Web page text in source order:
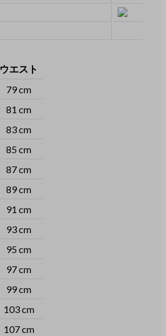
ウエスト
79 cm
81 cm
83 cm
85 cm
87 cm
89 cm
91 cm
93 cm
95 cm
97 cm
99 cm
103 cm
107 cm